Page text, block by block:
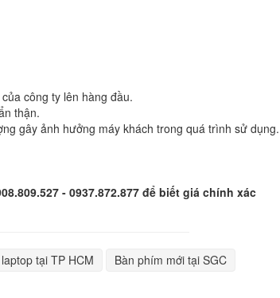
công ty lên hàng đầu.
thận.
gây ảnh hưởng máy khách trong quá trình sử dụng.
- 0937.872.877 để biết giá chính xác
tại TP HCM
Bàn phím mới tại SGC